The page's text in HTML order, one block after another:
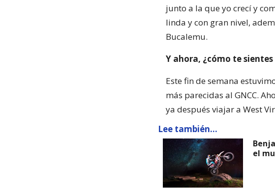
junto a la que yo crecí y
linda y con gran nivel,
Bucalemu.
Y ahora, ¿cómo te sientes
Este fin de semana
más parecidas al GNCC.
ya después viajar a West
Lee también...
el